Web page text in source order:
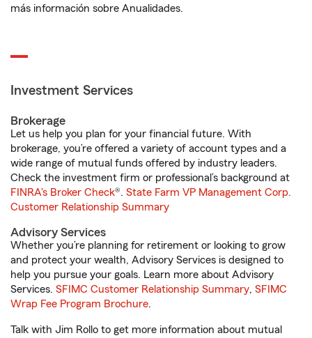
más información sobre Anualidades.
Investment Services
Brokerage
Let us help you plan for your financial future. With
brokerage, you’re offered a variety of account types and a
wide range of mutual funds offered by industry leaders.
Check the investment firm or professional’s background at
FINRA's Broker Check®. State Farm VP Management Corp.
Customer Relationship Summary
Advisory Services
Whether you’re planning for retirement or looking to grow
and protect your wealth, Advisory Services is designed to
help you pursue your goals. Learn more about Advisory
Services. SFIMC Customer Relationship Summary, SFIMC
Wrap Fee Program Brochure.
Talk with Jim Rollo to get more information about mutual